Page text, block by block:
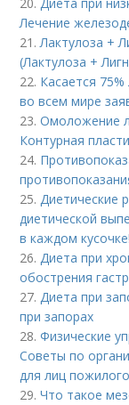
Лечение
21.Лактулоза +
(Лактулоза +
22. Касается
во всем мире
23.Омоложение
Контурная
24.
25.Диетические
диетической
в каждом
26.Диета при
обострения
27.Диета при
при запорах
28.Физические
Советы по
для лиц
29.Что такое